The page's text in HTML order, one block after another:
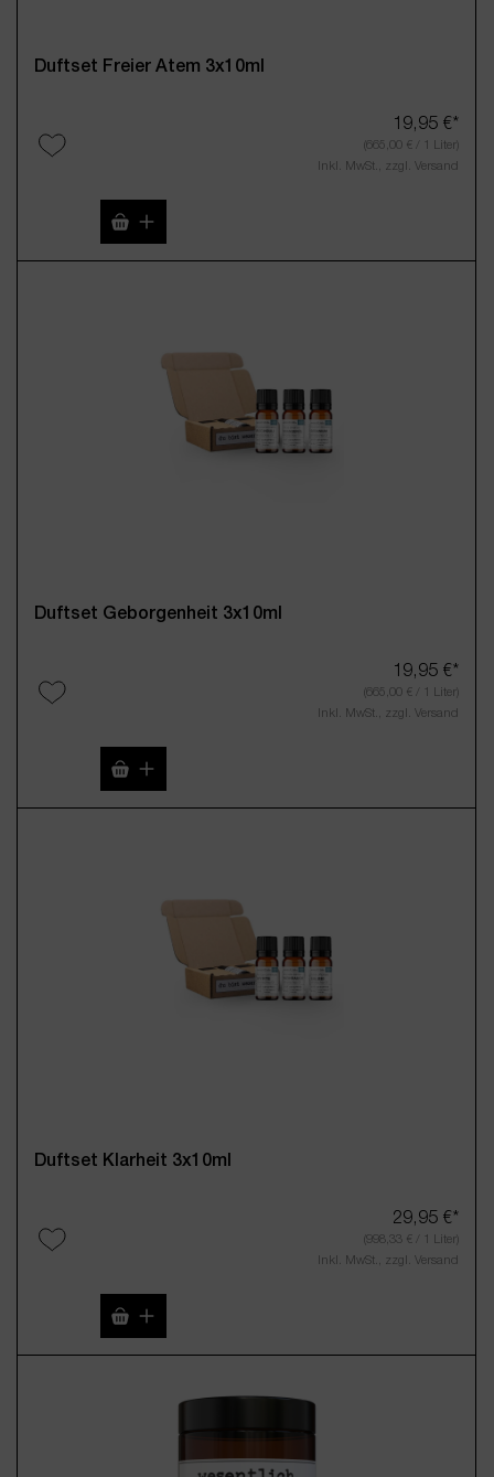
Duftset Freier Atem 3x10ml
19,95 €*
(665,00 € / 1 Liter)
Inkl. MwSt., zzgl. Versand
Produkt Anzahl: Gib den gewünschten
Duftset Geborgenheit 3x10ml
19,95 €*
(665,00 € / 1 Liter)
Inkl. MwSt., zzgl. Versand
Produkt Anzahl: Gib den gewünschten
Duftset Klarheit 3x10ml
29,95 €*
(998,33 € / 1 Liter)
Inkl. MwSt., zzgl. Versand
Produkt Anzahl: Gib den gewünschten